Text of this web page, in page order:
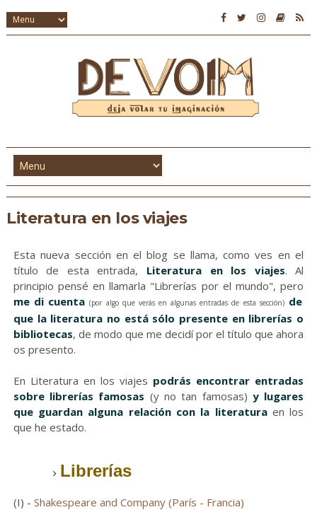
Literatura en los viajes
Esta nueva sección en el blog se llama, como ves en el
título de esta entrada,
Literatura en los viajes. Al
principio pensé en llamarla "Librerías por el mundo", pero
me di cuenta (por algo que verás en algunas entradas de esta sección) de
que la literatura no está sólo presente en librerías o
bibliotecas, de modo que me decidí por el título que ahora
os presento.
En Literatura en los viajes podrás encontrar entradas
sobre librerías famosas (y no tan famosas) y lugares
que guardan alguna relación con la literaturaen los
que he estado.
Librerías
(I) - Shakespeare and Company (París - Francia)